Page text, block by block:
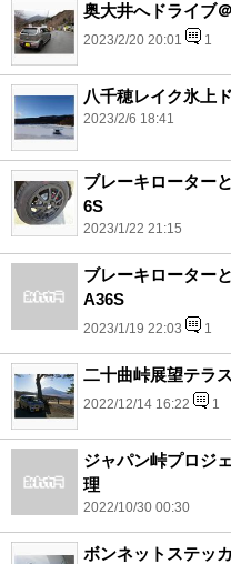
奥大井へドライブ
2023/2/20 20:01 1
八千穂レイク氷上
2023/2/6 18:41
ブレーキローター
6S
2023/1/22 21:15
ブレーキローター
A36S
2023/1/19 22:03 1
二十曲峠展望テラ
2022/12/14 16:22 1
ジャパン峠プロジ
理
2022/10/30 00:30
ボンネットステッ